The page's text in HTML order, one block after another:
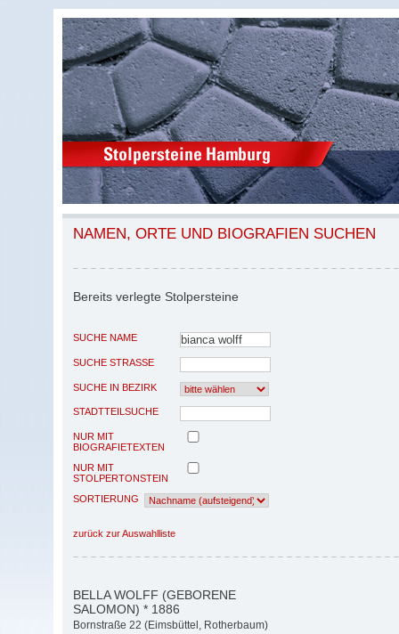
NAMEN, ORTE UND BIOGRAFIEN SUCHEN
Bereits verlegte Stolpersteine
SUCHE NAME
SUCHE STRASSE
SUCHE IN BEZIRK
STADTTEILSUCHE
NUR MIT
BIOGRAFIETEXTEN
NUR MIT
STOLPERTONSTEIN
SORTIERUNG
zurück zur Auswahlliste
BELLA WOLFF (GEBORENE
SALOMON) * 1886
Bornstraße 22 (Eimsbüttel, Rotherbaum)